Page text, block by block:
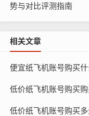
用户群体广泛，交易
购买各种商品，包括
用户可以放心购买,但
势与对比评测指南
相关文章
低价纸飞机账号购买